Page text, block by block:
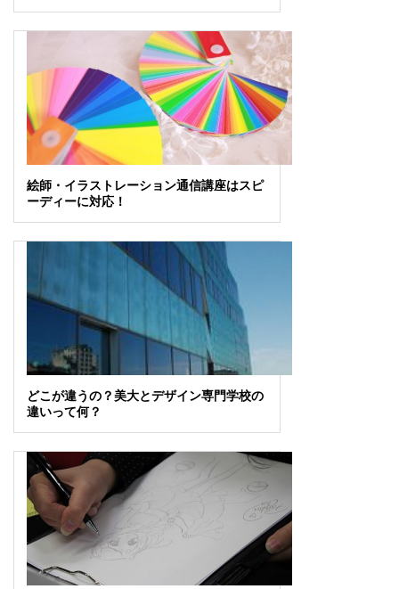
絵師・イラストレーション通信講座はスピ
ーディーに対応！
どこが違うの？美大とデザイン専門学校の
違いって何？